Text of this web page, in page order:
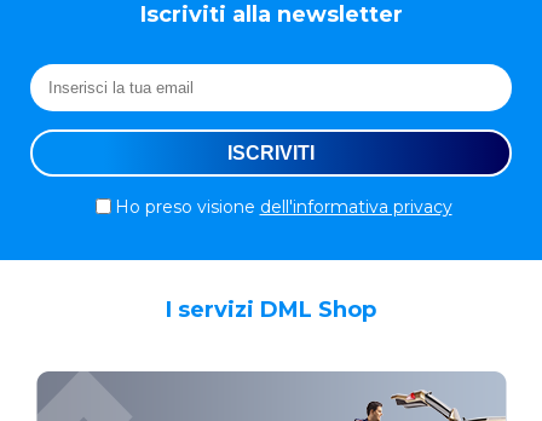
Iscriviti alla newsletter
Ho preso visione dell'informativa privacy
I servizi DML Shop